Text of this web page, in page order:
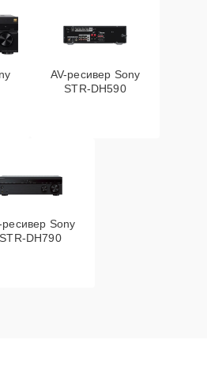
AV-ресивер Sony
STR-DH590
ресивер Sony
STR-DH790